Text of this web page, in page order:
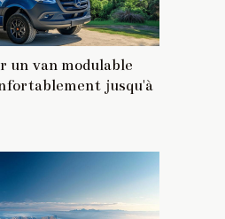
un van modulable
jusqu'à